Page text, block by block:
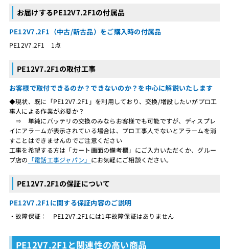
お届けするPE12V7.2F1の付属品
PE12V7.2F1（中古/新古品）をご購入時の付属品
PE12V7.2F1 1点
PE12V7.2F1の取付工事
お客様で取付できるのか？できないのか？を中心に解説いたします
◆現状、既に「PE12V7.2F1」を利用しており、交換/増設したいがプロ工
事人による作業が必要か？
⇒ 単純にバッテリの交換のみならお客様でも可能ですが、ディスプレ
イにアラームが表示されている場合は、プロ工事人でないとアラームを消
すことはできませんのでご注意ください
工事を希望する方は「カート画面の備考欄」にご入力いただくか、グルー
プ店の 「電話工事ジャパン」 にお気軽にご相談ください。
PE12V7.2F1の保証について
PE12V7.2F1に関する保証内容のご説明
・故障保証： PE12V7.2F1には1年故障保証はありません
PE12V7.2F1と関連性の高い商品